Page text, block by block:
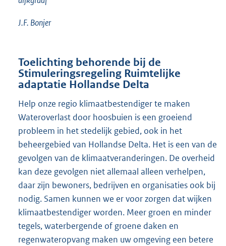
J.F. Bonjer
Toelichting behorende bij de
Stimuleringsregeling Ruimtelijke
adaptatie Hollandse Delta
Help onze regio klimaatbestendiger te maken
Wateroverlast door hoosbuien is een groeiend
probleem in het stedelijk gebied, ook in het
beheergebied van Hollandse Delta. Het is een van de
gevolgen van de klimaatveranderingen. De overheid
kan deze gevolgen niet allemaal alleen verhelpen,
daar zijn bewoners, bedrijven en organisaties ook bij
nodig. Samen kunnen we er voor zorgen dat wijken
klimaatbestendiger worden. Meer groen en minder
tegels, waterbergende of groene daken en
regenwateropvang maken uw omgeving een betere